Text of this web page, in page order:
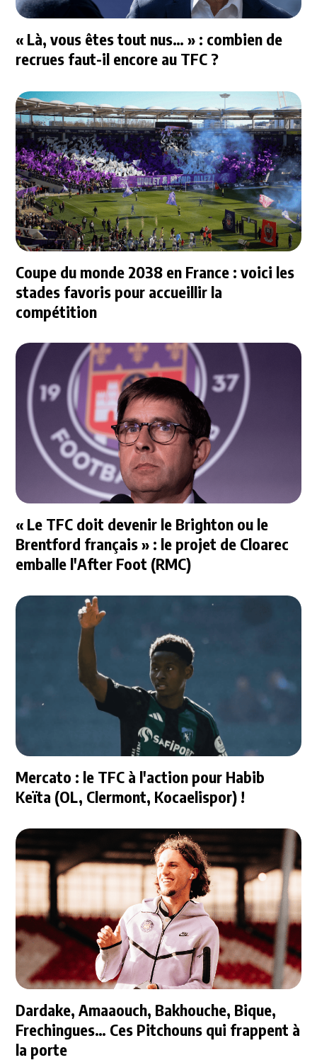
« Là, vous êtes tout nus… » : combien de
recrues faut-il encore au TFC ?
Coupe du monde 2038 en France : voici les
stades favoris pour accueillir la
compétition
« Le TFC doit devenir le Brighton ou le
Brentford français » : le projet de Cloarec
emballe l'After Foot (RMC)
Mercato : le TFC à l'action pour Habib
Keïta (OL, Clermont, Kocaelispor) !
Dardake, Amaaouch, Bakhouche, Bique,
Frechingues… Ces Pitchouns qui frappent à
la porte